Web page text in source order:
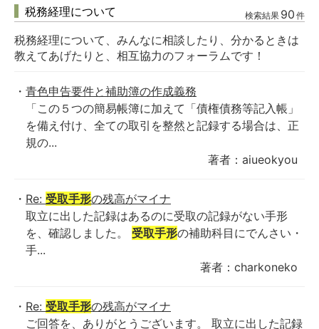
税務経理について 検索結果 90 件
税務経理について、みんなに相談したり、分かるときは
教えてあげたりと、相互協力のフォーラムです！
青色申告要件と補助簿の作成義務
「この５つの簡易帳簿に加えて「債権債務等記入帳」
を備え付け、全ての取引を整然と記録する場合は、正
規の...
著者：aiueokyou
Re: 受取手形の残高がマイナ
取立に出した記録はあるのに受取の記録がない手形
を、確認しました。 受取手形の補助科目にでんさい・
手...
著者：charkoneko
Re: 受取手形の残高がマイナ
ご回答を、ありがとうございます。 取立に出した記録